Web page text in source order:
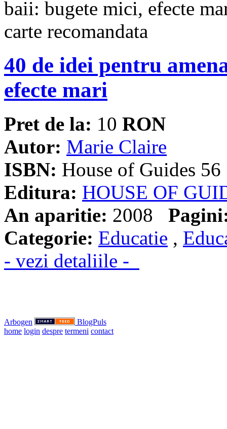
40 de idei pentru
efecte mari
Pret de la: 10 RON
Autor: Marie Claire
ISBN: House of Guides 56
Editura: HOUSE OF
An aparitie: 2008
Categorie: Educatie ,
- vezi detaliile -
Arbogen
BlogPuls
home login despre termeni contact